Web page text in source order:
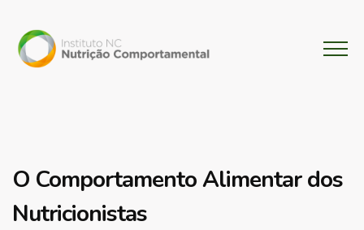
O Comportamento Alimentar dos
Nutricionistas